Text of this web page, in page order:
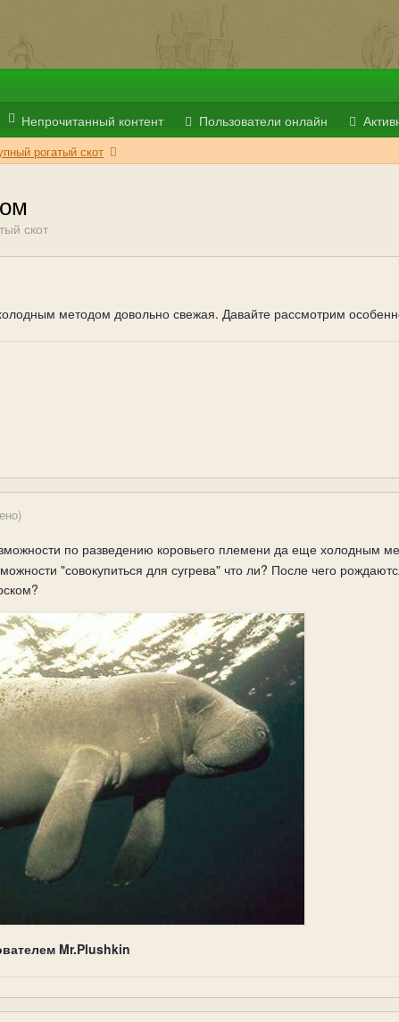
Непрочитанный контент Пользователи онлайн
рогатый скот
скот
методом довольно свежая. Давайте рассмотрим
по разведению коровьего племени да еще холодным
"совокупиться для сугрева" что ли? После чего
Mr.Plushkin